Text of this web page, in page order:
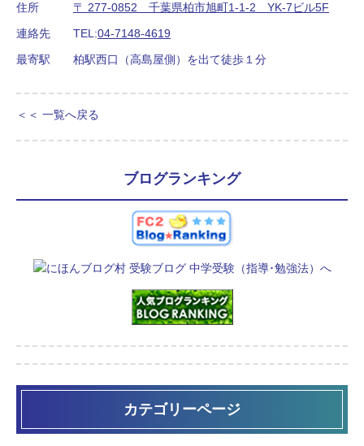
住所
〒 277-0852 千葉県柏市旭町1-1-2 YK-7ビル5F
連絡先
TEL:04-7148-4619
最寄駅
柏駅西口（高島屋側）を出て徒歩１分
＜＜ 一覧へ戻る
ブログランキング
カテゴリーページ